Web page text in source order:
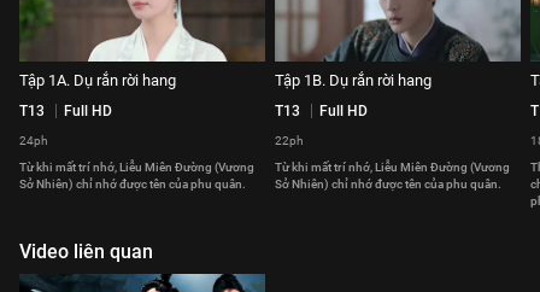
Tập 1A. Dụ rắn rời hang
T13 Full HD
24ph
Từ khi mất trí nhớ, Liễu Miên Đường (Vương
Sở Nhiên) chỉ nhớ được tên của phu quân.
Tập 1B. Dụ rắn rời hang
T13 Full HD
22ph
Từ khi mất trí nhớ, Liễu Miên Đường (Vương
Sở Nhiên) chỉ nhớ được tên của phu quân.
Video liên quan